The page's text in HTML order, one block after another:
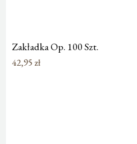
Zakładka Op. 100 Szt.
42,95 zł